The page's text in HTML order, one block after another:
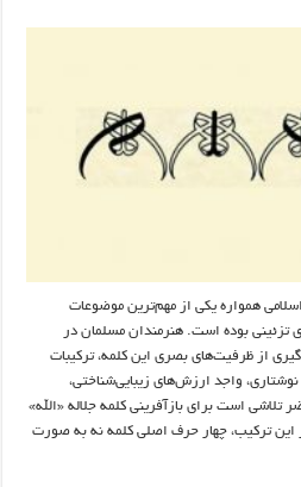
همواره یکی از مهم‌ترین موضوعات
تزئینی بوده است. هنرمندان مسلمان در
از ظرفیت‌های بصری این کلمه، ترکیبات
واجد ارزش‌های زیبایی‌شناختی،
تلاشی است برای بازآفرینی کلمه جلاله «الله»
ترکیب، چهار حرف اصلی کلمه نه به صورت